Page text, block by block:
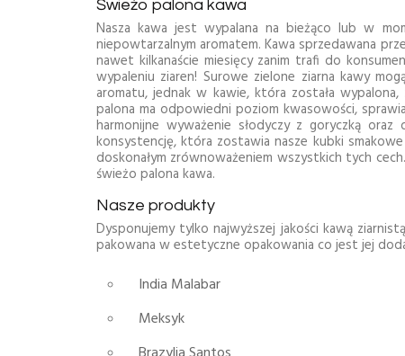
Świeżo palona kawa
Nasza kawa jest wypalana na bieżąco lub w
niepowtarzalnym aromatem. Kawa sprzedawana
nawet kilkanaście miesięcy zanim trafi do
wypaleniu ziaren! Surowe zielone ziarna kawy
aromatu, jednak w kawie, która została
palona ma odpowiedni poziom kwasowości,
harmonijne wyważenie słodyczy z goryczką
konsystencję, która zostawia nasze kubki
doskonałym zrównoważeniem wszystkich tych
świeżo palona kawa.
Nasze produkty
Dysponujemy tylko najwyższej jakości kawą
pakowana w estetyczne opakowania co jest jej
India Malabar
Meksyk